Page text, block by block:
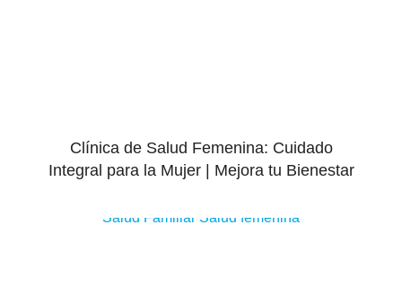
Clínica de Salud Femenina: Cuidado
Integral para la Mujer | Mejora tu Bienestar
Salud Familiar Salud femenina